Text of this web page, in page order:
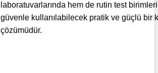
laboratuvarlarında hem de rutin test
güvenle kullanılabilecek pratik ve güçlü bir
çözümüdür.